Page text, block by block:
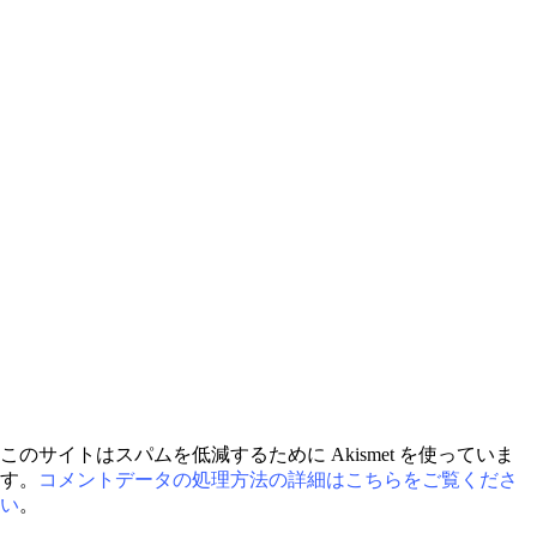
このサイトはスパムを低減するために Akismet を使っていま
す。
コメントデータの処理方法の詳細はこちらをご覧くださ
い。